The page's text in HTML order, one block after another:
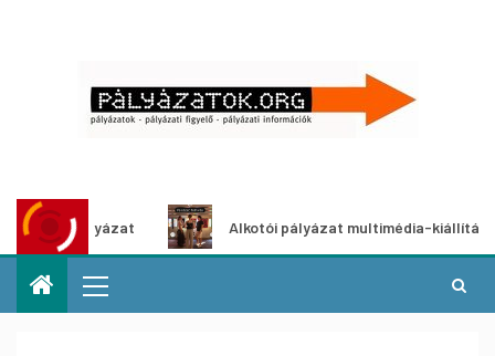
Alkotói pályázat multimédia-kiállításhoz